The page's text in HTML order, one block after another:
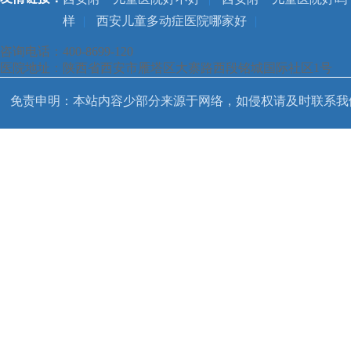
样
| 西安儿童多动症医院哪家好 |
咨询电话：400-8699-120
医院地址：陕西省西安市雁塔区大寨路西段铭城国际社区1号
免责申明：本站内容少部分来源于网络，如侵权请及时联系